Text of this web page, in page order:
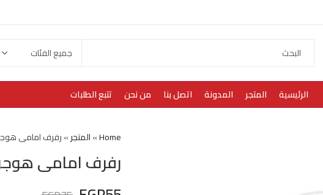
الرئيسية المتجر المدونة اتصل بنا من نحن تتبع الطلبات
Home
»المتجر»رفرف امامى
رفرف امامى